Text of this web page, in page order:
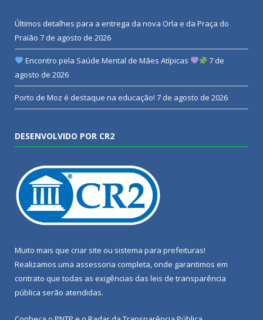
Últimos detalhes para a entrega da nova Orla e da Praça do
Praião 7 de agosto de 2026
Encontro pela Saúde Mental de Mães Atípicas
7 de
agosto de 2026
Porto de Moz é destaque na educação! 7 de agosto de 2026
DESENVOLVIDO POR CR2
Muito mais que criar site ou sistema para prefeituras!
Realizamos uma assessoria completa, onde garantimos em
contrato que todas as exigências das leis de transparência
pública serão atendidas.